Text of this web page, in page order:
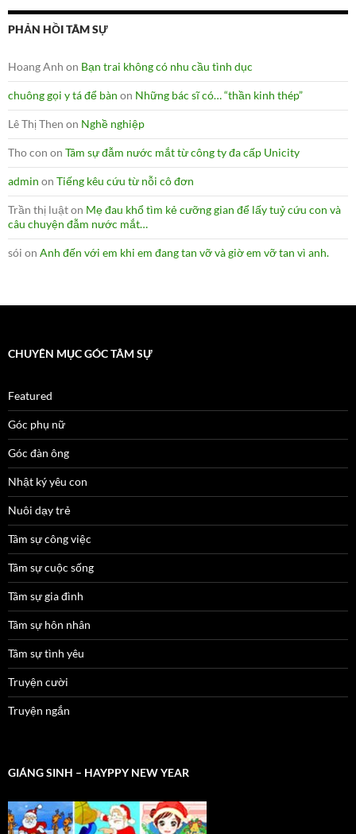
PHẢN HỒI TÂM SỰ
Hoang Anh on Bạn trai không có nhu cầu tình dục
chuông gọi y tá để bàn on Những bác sĩ có… “thần kinh thép”
Lê Thị Then on Nghề nghiệp
Tho con on Tâm sự đẫm nước mắt từ công ty đa cấp Unicity
admin on Tiếng kêu cứu từ nỗi cô đơn
Trần thị luậton Mẹ đau khổ tìm kẻ cưỡng gian để lấy tuỷ cứu con và
câu chuyện đẫm nước mắt…
sói on Anh đến với em khi em đang tan vỡ và giờ em vỡ tan vì anh.
CHUYÊN MỤC GÓC TÂM SỰ
Featured
Góc phụ nữ
Góc đàn ông
Nhật ký yêu con
Nuôi dạy trẻ
Tâm sự công việc
Tâm sự cuộc sống
Tâm sự gia đình
Tâm sự hôn nhân
Tâm sự tình yêu
Truyện cười
Truyện ngắn
GIÁNG SINH – HAYPPY NEW YEAR